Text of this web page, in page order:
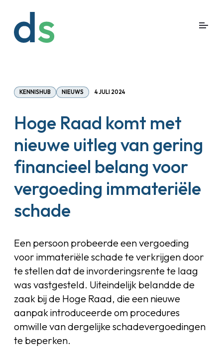
KENNISHUB NIEUWS 4 JULI 2024
Hoge Raad komt met
nieuwe uitleg van gering
financieel belang voor
vergoeding immateriële
schade
Een persoon probeerde een vergoeding
voor immateriële schade te verkrijgen door
te stellen dat de invorderingsrente te laag
was vastgesteld. Uiteindelijk belandde de
zaak bij de Hoge Raad, die een nieuwe
aanpak introduceerde om procedures
omwille van dergelijke schadevergoedingen
te beperken.